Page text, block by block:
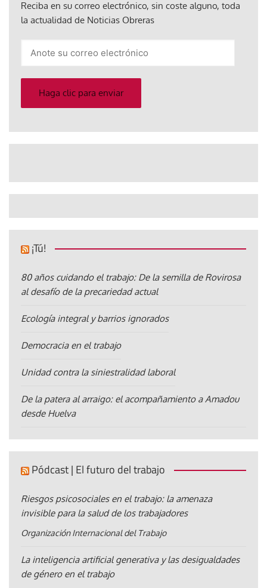
Reciba en su correo electrónico, sin coste alguno, toda
la actualidad de Noticias Obreras
electrónico
Haga clic para enviar
¡Tú!
80 años cuidando el trabajo: De la semilla de Rovirosa
al desafío de la precariedad actual
Ecología integral y barrios ignorados
Democracia en el trabajo
Unidad contra la siniestralidad laboral
De la patera al arraigo: el acompañamiento a Amadou
desde Huelva
Pódcast | El futuro del trabajo
Riesgos psicosociales en el trabajo: la amenaza
invisible para la salud de los trabajadores
Organización Internacional del Trabajo
La inteligencia artificial generativa y las desigualdades
de género en el trabajo